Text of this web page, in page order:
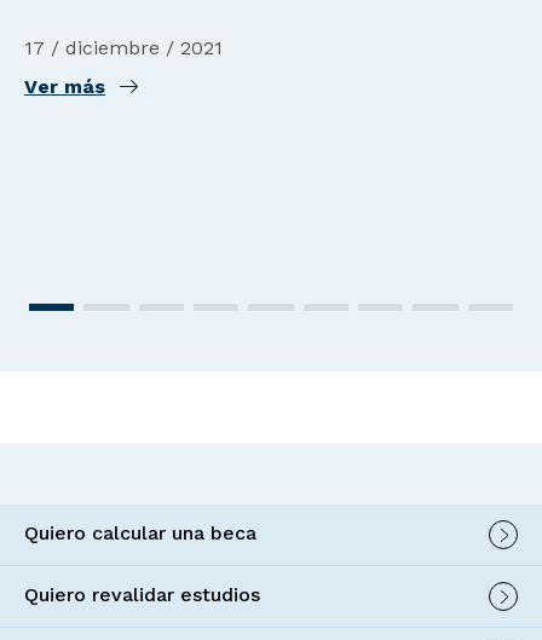
17 / diciembre / 2021
Ver más
Quiero calcular una beca
Quiero revalidar estudios